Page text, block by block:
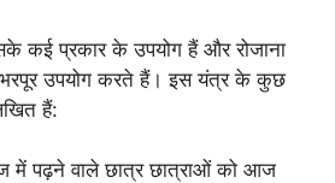
कई प्रकार के उपयोग हैं और रोजाना
भरपूर उपयोग करते हैं। इस यंत्र के कुछ
हैं:
में पढ़ने वाले छात्र छात्राओं को आज